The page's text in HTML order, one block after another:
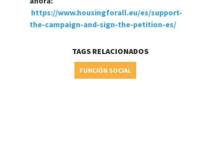
https://www.housingforall.eu/es/support-
the-campaign-and-sign-the-petition-es/
TAGS RELACIONADOS
FUNCIÓN SOCIAL